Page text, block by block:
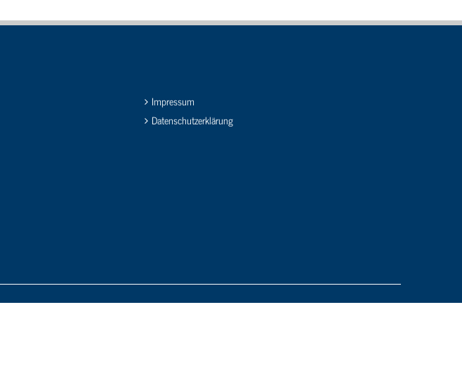
Impressum
Datenschutzerklärung